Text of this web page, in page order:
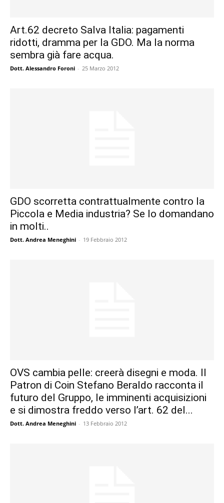
Art.62 decreto Salva Italia: pagamenti
ridotti, dramma per la GDO. Ma la norma
sembra già fare acqua.
Dott. Alessandro Foroni - 25 Marzo 2012
GDO scorretta contrattualmente contro la
Piccola e Media industria? Se lo domandano
in molti..
Dott. Andrea Meneghini - 19 Febbraio 2012
OVS cambia pelle: creerà disegni e moda. Il
Patron di Coin Stefano Beraldo racconta il
futuro del Gruppo, le imminenti acquisizioni
e si dimostra freddo verso l’art. 62 del...
Dott. Andrea Meneghini - 13 Febbraio 2012